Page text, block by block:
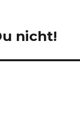
nicht!